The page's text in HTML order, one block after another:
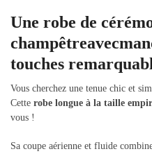
Une robe de
champêtreavec
touches
Vous cherchez une tenue chic et
Cette robe longue à la taille
vous !
Sa coupe aérienne et fluide